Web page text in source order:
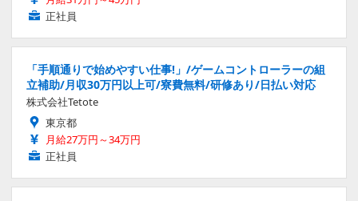
正社員
「手順通りで始めやすい仕事!」/ゲームコントローラーの組
立補助/月収30万円以上可/寮費無料/研修あり/日払い対応
株式会社Tetote
東京都
月給27万円～34万円
正社員